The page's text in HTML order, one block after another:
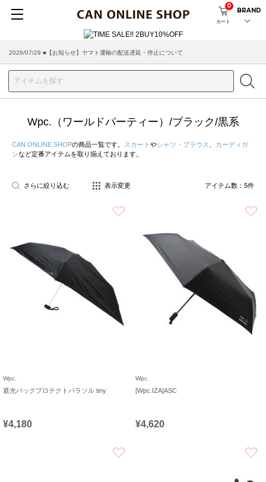
カート
0
BRAND
2026/07/29 ■【お知らせ】ヤマト運輸の配送遅延・停止について
2026/03/18 ■店舗受け取りサービスのご案内
Wpc.（ワールドパーティー）/ブラック/黒系
CAN ONLINE SHOPの商品一覧です。 スカート やシャツ・ブラウス
カーディガ
ンなど定番アイテムを取り揃えております。
さらに絞り込む 表示変更 アイテム数： 5件
Wpc.
遮光バックプロテクトパラソル tiny
¥4,180
Wpc.
[Wpc.IZA]ASC
¥4,620